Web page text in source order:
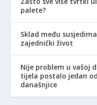
palete?
Sklad među
zajednički život
Nije problem u vašoj
tijela postalo jedan
današnjice